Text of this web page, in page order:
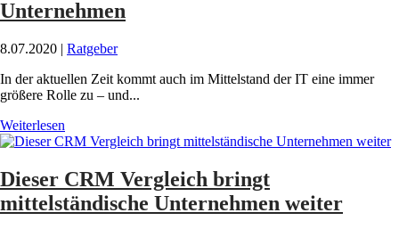
Unternehmen
8.07.2020 | Ratgeber
In der aktuellen Zeit kommt auch im Mittelstand der IT eine immer
größere Rolle zu – und...
Weiterlesen
Dieser CRM Vergleich bringt
mittelständische Unternehmen weiter